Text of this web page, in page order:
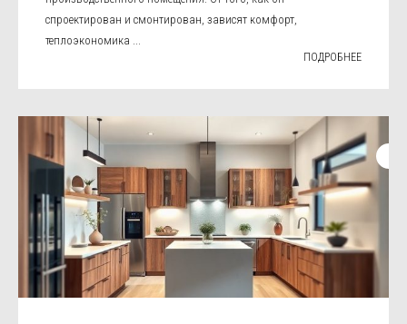
спроектирован и смонтирован, зависят комфорт,
теплоэкономика ...
ПОДРОБНЕЕ